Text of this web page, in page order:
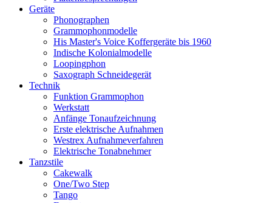
Geräte
Phonographen
Grammophonmodelle
His Master's Voice Koffergeräte bis 1960
Indische Kolonialmodelle
Loopingphon
Saxograph Schneidegerät
Technik
Funktion Grammophon
Werkstatt
Anfänge Tonaufzeichnung
Erste elektrische Aufnahmen
Westrex Aufnahmeverfahren
Elektrische Tonabnehmer
Tanzstile
Cakewalk
One/Two Step
Tango